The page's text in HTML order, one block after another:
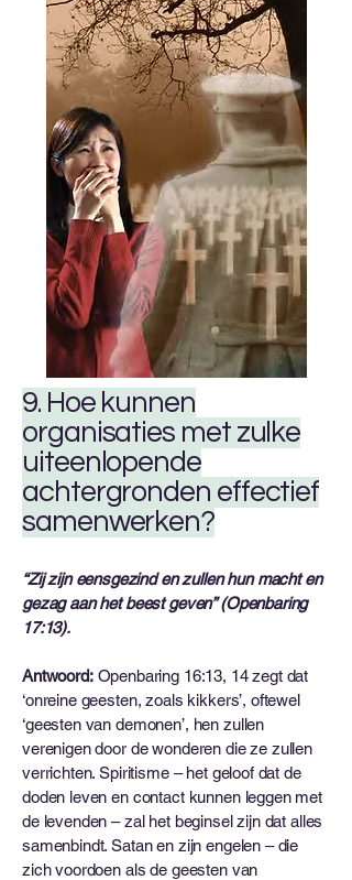
9. Hoe kunnen
organisaties met zulke
uiteenlopende
achtergronden effectief
samenwerken?
“Zij zijn eensgezind en zullen hun macht en
gezag aan het beest geven” (Openbaring
17:13).
Antwoord:Openbaring 16:13, 14 zegt dat
‘onreine geesten, zoals kikkers’, oftewel
‘geesten van demonen’, hen zullen
verenigen door de wonderen die ze zullen
verrichten. Spiritisme – het geloof dat de
doden leven en contact kunnen leggen met
de levenden – zal het beginsel zijn dat alles
samenbindt. Satan en zijn engelen – die
zich voordoen als de geesten van